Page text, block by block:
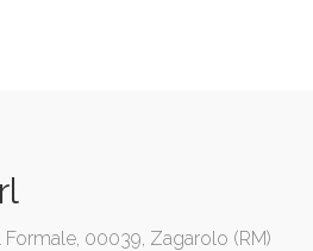
Formale, 00039, Zagarolo (RM)